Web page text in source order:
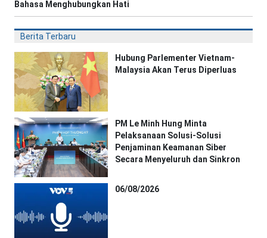
Bahasa Menghubungkan Hati
Berita Terbaru
Hubung Parlementer Vietnam-
Malaysia Akan Terus Diperluas
PM Le Minh Hung Minta
Pelaksanaan Solusi-Solusi
Penjaminan Keamanan Siber
Secara Menyeluruh dan Sinkron
06/08/2026